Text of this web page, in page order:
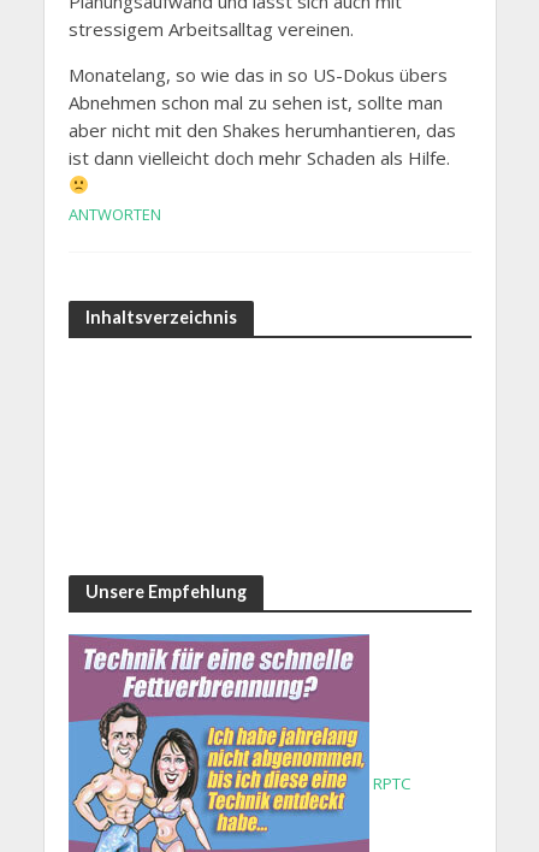
stressigem Arbeitsalltag vereinen.
Monatelang, so wie das in so US-Dokus übers
Abnehmen schon mal zu sehen ist, sollte man
aber nicht mit den Shakes herumhantieren, das
ist dann vielleicht doch mehr Schaden als Hilfe.
ANTWORTEN
Inhaltsverzeichnis
Unsere Empfehlung
RPTC